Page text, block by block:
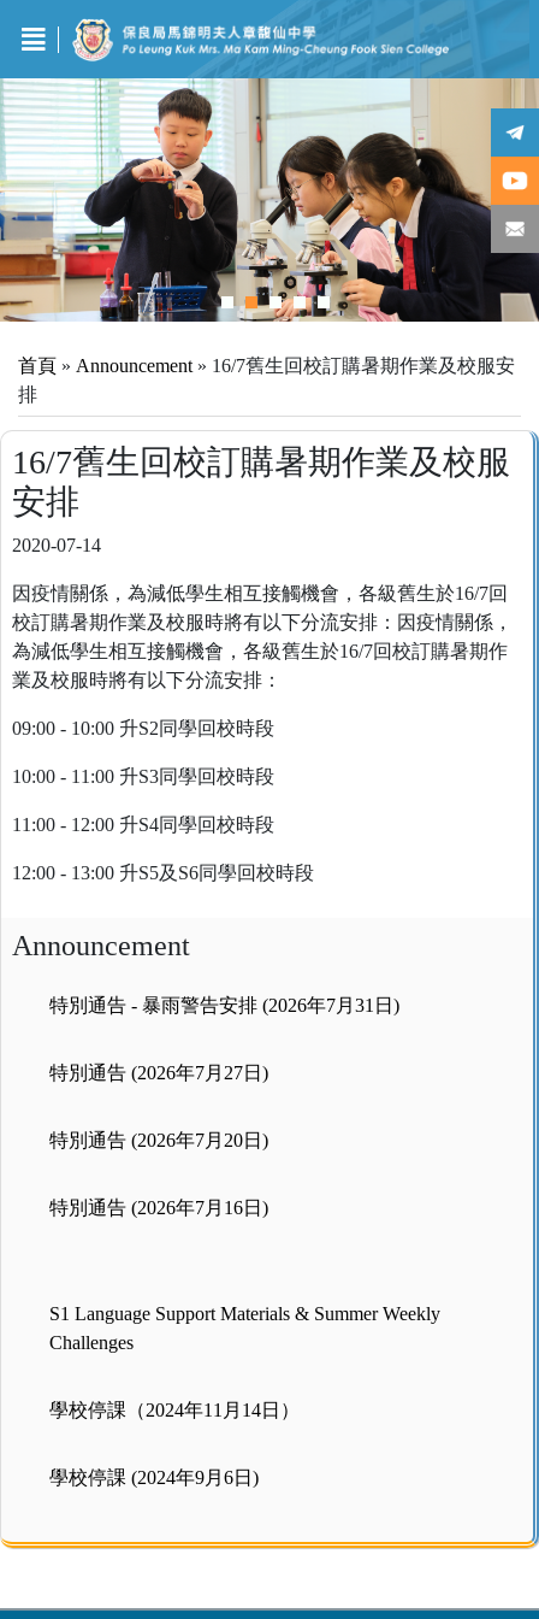
首頁 » Announcement » 16/7舊生回校訂購暑期作業及校服安
排
16/7舊生回校訂購暑期作業及校服
安排
2020-07-14
因疫情關係，為減低學生相互接觸機會，各級舊生於16/7回
校訂購暑期作業及校服時將有以下分流安排：因疫情關係，
為減低學生相互接觸機會，各級舊生於16/7回校訂購暑期作
業及校服時將有以下分流安排：
09:00 - 10:00 升S2同學回校時段
10:00 - 11:00 升S3同學回校時段
11:00 - 12:00 升S4同學回校時段
12:00 - 13:00 升S5及S6同學回校時段
Announcement
特別通告 - 暴雨警告安排 (2026年7月31日)
特別通告 (2026年7月27日)
特別通告 (2026年7月20日)
特別通告 (2026年7月16日)
S1 Language Support Materials & Summer Weekly
Challenges
學校停課（2024年11月14日）
學校停課 (2024年9月6日)